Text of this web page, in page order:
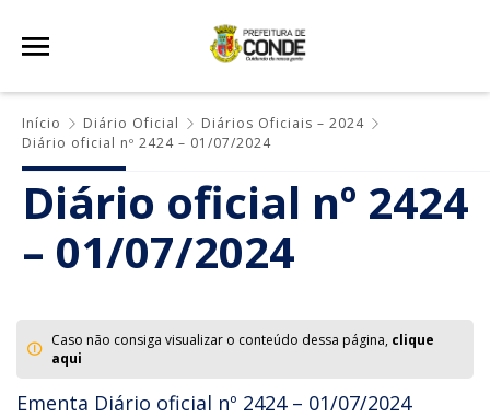
Início Diário Oficial
Diários Oficiais – 2024
Diário oficial nº 2424 – 01/07/2024
Diário oficial nº 2424
– 01/07/2024
Caso não consiga visualizar o conteúdo dessa página, clique
aqui
Ementa Diário oficial nº 2424 – 01/07/2024